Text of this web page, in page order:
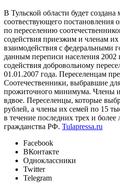
В Тульской области будет
соотвествующего постановления
по переселению
содействия приезжим и членам их
взаимодействия с федеральными
данным переписи населения 2002
содействия добровольному
01.01.2007 года. Переселенцам
Соотечественники, выбравшие
прожиточного минимума. Члены
вдвое. Переселенцы, которые
рублей, а члены их семей по 15
в течение последних трех и
гражданства РФ. Tulapressa.ru
Facebook
ВКонтакте
Одноклассники
Twitter
Telegram